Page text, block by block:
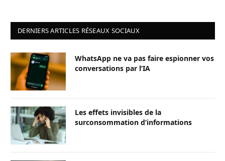
DERNIERS ARTICLES RÉSEAUX SOCIAUX
WhatsApp ne va pas faire espionner vos
conversations par l’IA
Les effets invisibles de la
surconsommation d’informations